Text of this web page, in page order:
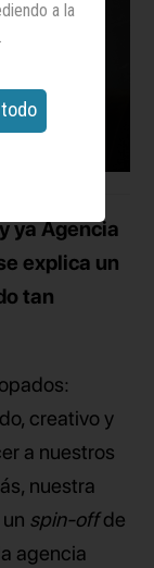
ya Agencia
explica un
tan
creativo y
a nuestros
nuestra
spin-offde
agencia
a la
.